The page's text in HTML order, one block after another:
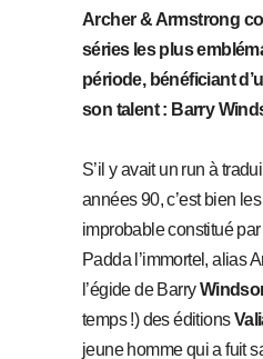
Archer & Armstrong
séries les plus
période, bénéficiant
son talent : Barry
S’il y avait un run à
années 90, c’est bien
improbable constitué
Padda l’immortel, alias
l’égide de Barry
temps !) des éditions
jeune homme qui a fuit